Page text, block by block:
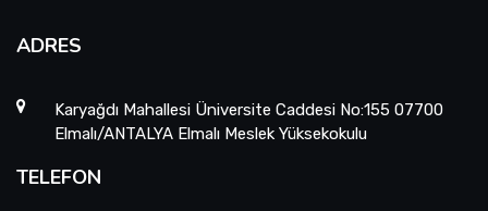
ADRES
Karyağdı Mahallesi Üniversite Caddesi No:155 07700
Elmalı/ANTALYA Elmalı Meslek Yüksekokulu
TELEFON